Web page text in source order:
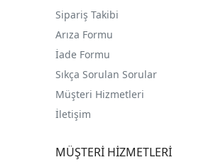
Sipariş Takibi
Arıza Formu
İade Formu
Sıkça Sorulan Sorular
Müşteri Hizmetleri
İletişim
MÜŞTERİ HİZMETLERİ